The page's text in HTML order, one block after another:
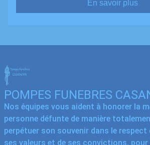
En savoir plus
POMPES FUNEBRES
Nos équipes vous aident à honorer la
personne défunte de manière
perpétuer son souvenir dans le respect
ses valeurs et de ses convictions, pour